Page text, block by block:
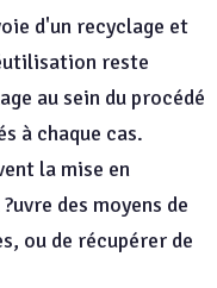
d'un recyclage et
reste
au sein du procédé
à chaque cas.
la mise en
des moyens de
ou de récupérer de